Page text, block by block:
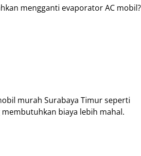
mengganti evaporator AC mobil?
murah Surabaya Timur seperti
biaya lebih mahal.